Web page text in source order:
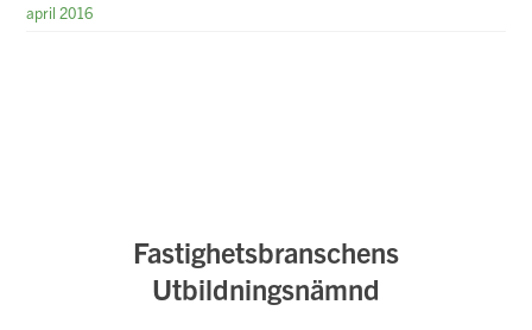
april 2016
Fastighetsbranschens
Utbildningsnämnd